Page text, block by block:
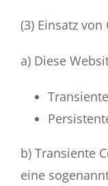
(3) Einsatz von
a) Diese
b) Transiente
eine